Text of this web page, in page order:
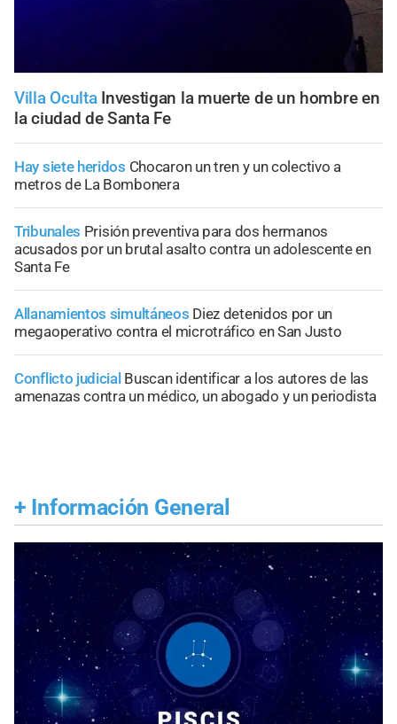
Villa Oculta Investigan la muerte de un hombre en
la ciudad de Santa Fe
Hay siete heridos Chocaron un tren y un colectivo a
metros de La Bombonera
Tribunales Prisión preventiva para dos hermanos
acusados por un brutal asalto contra un adolescente en
Santa Fe
Allanamientos simultáneos Diez detenidos por un
megaoperativo contra el microtráfico en San Justo
Conflicto judicial Buscan identificar a los autores de las
amenazas contra un médico, un abogado y un periodista
+ Información General